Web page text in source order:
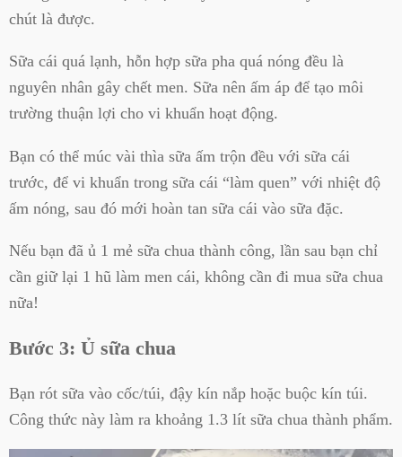
chút là được.
Sữa cái quá lạnh, hỗn hợp sữa pha quá nóng đều là
nguyên nhân gây chết men. Sữa nên ấm áp để tạo môi
trường thuận lợi cho vi khuẩn hoạt động.
Bạn có thể múc vài thìa sữa ấm trộn đều với sữa cái
trước, để vi khuẩn trong sữa cái “làm quen” với nhiệt độ
ấm nóng, sau đó mới hoàn tan sữa cái vào sữa đặc.
Nếu bạn đã ủ 1 mẻ sữa chua thành công, lần sau bạn chỉ
cần giữ lại 1 hũ làm men cái, không cần đi mua sữa chua
nữa!
Bước 3: Ủ sữa chua
Bạn rót sữa vào cốc/túi, đậy kín nắp hoặc buộc kín túi.
Công thức này làm ra khoảng 1.3 lít sữa chua thành phẩm.